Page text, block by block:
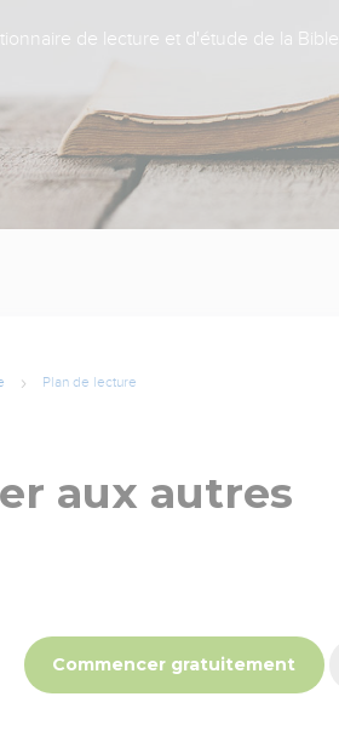
de lecture et d'étude de la
Plan de lecture
aux autres
Commencer gratuitement